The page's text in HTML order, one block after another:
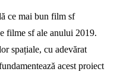
ce mai bun film sf
filme sf ale anului 2019.
spațiale, cu adevărat
acest proiect